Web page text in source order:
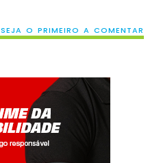
SEJA O PRIMEIRO A COMENTAR